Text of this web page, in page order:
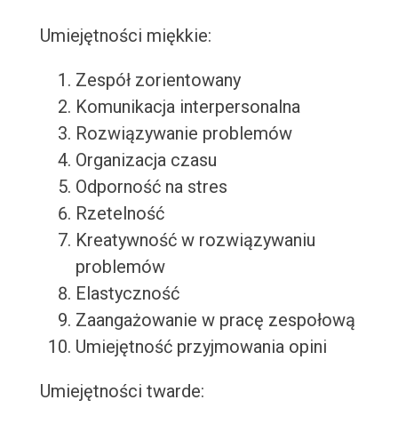
Umiejętności miękkie:
Zespół zorientowany
Komunikacja interpersonalna
Rozwiązywanie problemów
Organizacja czasu
Odporność na stres
Rzetelność
Kreatywność w rozwiązywaniu
problemów
Elastyczność
Zaangażowanie w pracę zespołową
Umiejętność przyjmowania opini
Umiejętności twarde: